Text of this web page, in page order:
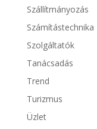
Szállítmányozás
Számítástechnika
Szolgáltatók
Tanácsadás
Trend
Turizmus
Üzlet